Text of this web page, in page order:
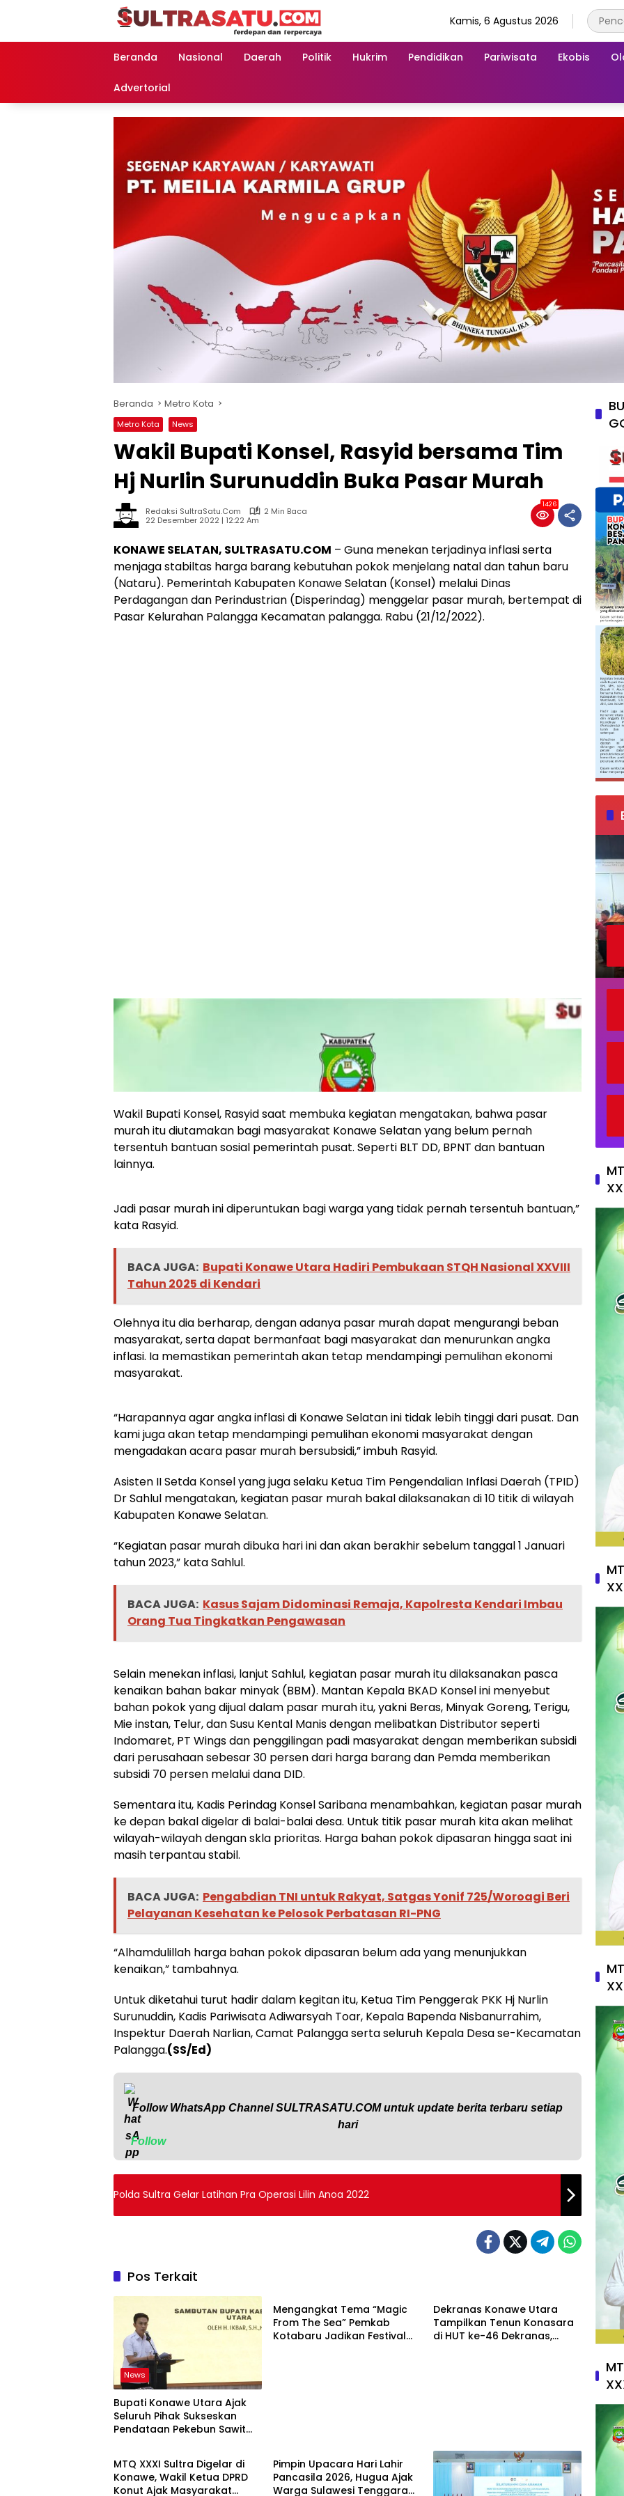
Kamis, 6 Agustus 2026
Beranda Nasional Daerah Politik Hukrim Pendidikan Pariwisata Ekobis
Advertorial
Beranda Metro Kota
Metro Kota News
Wakil Bupati Konsel, Rasyid bersama Tim
Hj Nurlin Surunuddin Buka Pasar Murah
Redaksi SultraSatu.Com
2 Min Baca
22 Desember 2022 | 12:22 Am
1426
KONAWE SELATAN, SULTRASATU.COM – Guna menekan terjadinya inflasi serta
menjaga stabiltas harga barang kebutuhan pokok menjelang natal dan tahun baru
(Nataru). Pemerintah Kabupaten Konawe Selatan (Konsel) melalui Dinas
Perdagangan dan Perindustrian (Disperindag) menggelar pasar murah, bertempat di
Pasar Kelurahan Palangga Kecamatan palangga. Rabu (21/12/2022).
Wakil Bupati Konsel, Rasyid saat membuka kegiatan mengatakan, bahwa pasar
murah itu diutamakan bagi masyarakat Konawe Selatan yang belum pernah
tersentuh bantuan sosial pemerintah pusat. Seperti BLT DD, BPNT dan bantuan
lainnya.
Jadi pasar murah ini diperuntukan bagi warga yang tidak pernah tersentuh bantuan,”
kata Rasyid.
BACA JUGA: Bupati Konawe Utara Hadiri Pembukaan STQH Nasional XXVIII
Tahun 2025 di Kendari
Olehnya itu dia berharap, dengan adanya pasar murah dapat mengurangi beban
masyarakat, serta dapat bermanfaat bagi masyarakat dan menurunkan angka
inflasi. Ia memastikan pemerintah akan tetap mendampingi pemulihan ekonomi
masyarakat.
“Harapannya agar angka inflasi di Konawe Selatan ini tidak lebih tinggi dari pusat. Dan
kami juga akan tetap mendampingi pemulihan ekonomi masyarakat dengan
mengadakan acara pasar murah bersubsidi,” imbuh Rasyid.
Asisten II Setda Konsel yang juga selaku Ketua Tim Pengendalian Inflasi Daerah (TPID)
Dr Sahlul mengatakan, kegiatan pasar murah bakal dilaksanakan di 10 titik di wilayah
Kabupaten Konawe Selatan.
“Kegiatan pasar murah dibuka hari ini dan akan berakhir sebelum tanggal 1 Januari
tahun 2023,” kata Sahlul.
BACA JUGA: Kasus Sajam Didominasi Remaja, Kapolresta Kendari Imbau
Orang Tua Tingkatkan Pengawasan
Selain menekan inflasi, lanjut Sahlul, kegiatan pasar murah itu dilaksanakan pasca
kenaikan bahan bakar minyak (BBM). Mantan Kepala BKAD Konsel ini menyebut
bahan pokok yang dijual dalam pasar murah itu, yakni Beras, Minyak Goreng, Terigu,
Mie instan, Telur, dan Susu Kental Manis dengan melibatkan Distributor seperti
Indomaret, PT Wings dan penggilingan padi masyarakat dengan memberikan subsidi
dari perusahaan sebesar 30 persen dari harga barang dan Pemda memberikan
subsidi 70 persen melalui dana DID.
Sementara itu, Kadis Perindag Konsel Saribana menambahkan, kegiatan pasar murah
ke depan bakal digelar di balai-balai desa. Untuk titik pasar murah kita akan melihat
wilayah-wilayah dengan skla prioritas. Harga bahan pokok dipasaran hingga saat ini
masih terpantau stabil.
BACA JUGA: Pengabdian TNI untuk Rakyat, Satgas Yonif 725/Woroagi Beri
Pelayanan Kesehatan ke Pelosok Perbatasan RI-PNG
“Alhamdulillah harga bahan pokok dipasaran belum ada yang menunjukkan
kenaikan,” tambahnya.
Untuk diketahui turut hadir dalam kegitan itu, Ketua Tim Penggerak PKK Hj Nurlin
Surunuddin, Kadis Pariwisata Adiwarsyah Toar, Kepala Bapenda Nisbanurrahim,
Inspektur Daerah Narlian, Camat Palangga serta seluruh Kepala Desa se-Kecamatan
Palangga.(SS/Ed)
Follow WhatsApp ChannelSULTRASATU.COMuntuk update berita terbaru setiap
hari
Follow
Polda Sultra Gelar Latihan Pra Operasi Lilin Anoa 2022
Pos Terkait
News
Bupati Konawe Utara Ajak
Seluruh Pihak Sukseskan
Pendataan Pekebun Sawit
Mengangkat Tema “Magic
From The Sea” Pemkab
Kotabaru Jadikan Festival
Dekranas Konawe Utara
Tampilkan Tenun Konasara
di HUT ke-46 Dekranas,
News
MTQ XXXI Sultra Digelar di
Konawe, Wakil Ketua DPRD
Konut Ajak Masyarakat
Pimpin Upacara Hari Lahir
Pancasila 2026, Hugua Ajak
Warga Sulawesi Tenggara